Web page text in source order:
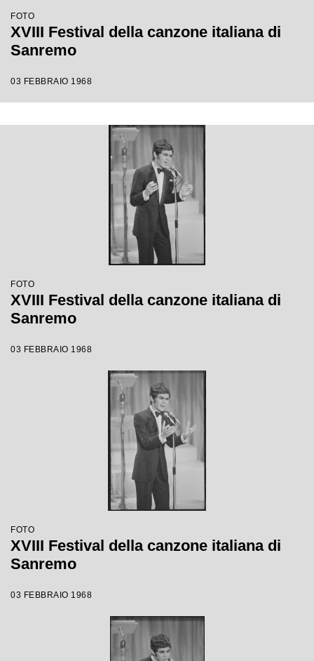
FOTO
XVIII Festival della canzone italiana di
Sanremo
03 FEBBRAIO 1968
FOTO
XVIII Festival della canzone italiana di
Sanremo
03 FEBBRAIO 1968
FOTO
XVIII Festival della canzone italiana di
Sanremo
03 FEBBRAIO 1968